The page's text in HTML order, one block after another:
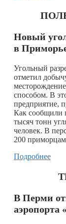
Новый
в
Угольный
отметил
способом. В
предприятие,
Как сообщили
тысяч тонн
человек. В
200
Подробнее
В Перми
аэропорта